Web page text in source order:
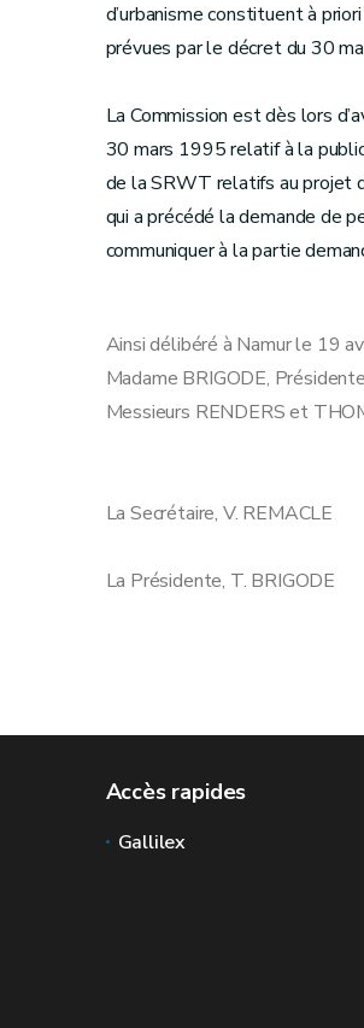
d’urbanisme constituent à
prévues par le décret du 30
La Commission est dès lors
30 mars 1995 relatif à la
de la SRWT relatifs au projet
qui a précédé la demande de
communiquer à la partie
Ainsi délibéré à Namur le 19
Madame BRIGODE,
Messieurs RENDERS et
La Secrétaire,
La Présidente, T. BRIGODE
Accès rapides
Gallilex